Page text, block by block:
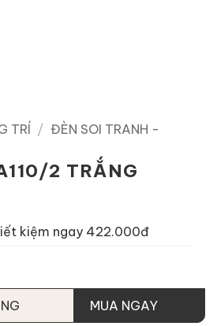
TRÍ / ĐÈN SOI TRANH -
2 TRẮNG
kiệm ngay 422.000đ
MUA NGAY